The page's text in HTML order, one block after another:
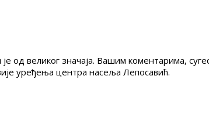
од великог значаја. Вашим коментарима,
уређења центра насеља Лепосавић.